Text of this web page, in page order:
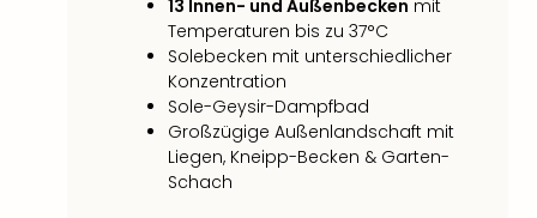
13 Innen- und Außenbecken mit
Temperaturen bis zu 37°C
Solebecken mit unterschiedlicher
Konzentration
Sole-Geysir-Dampfbad
Großzügige Außenlandschaft mit
Liegen, Kneipp-Becken & Garten-
Schach